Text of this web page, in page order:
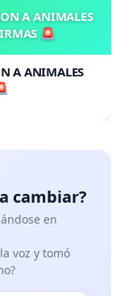
A ANIMALES
🚨
A ANIMALES
cambiar?
en
voz y tomó